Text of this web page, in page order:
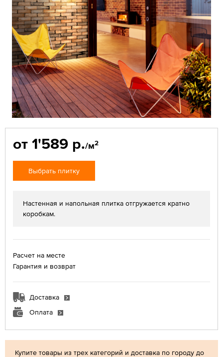
Купите товары из трех категорий и доставка по городу до
от 1'589 р./м2
Выбрать плитку
Настенная и напольная плитка отгружается кратно
коробкам.
Расчет на месте
Гарантия и возврат
Доставка
Оплата